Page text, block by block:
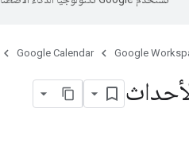
Google
Google Calendar